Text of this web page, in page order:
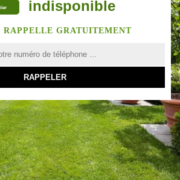
indisponible
RAPPELLE GRATUITEMENT